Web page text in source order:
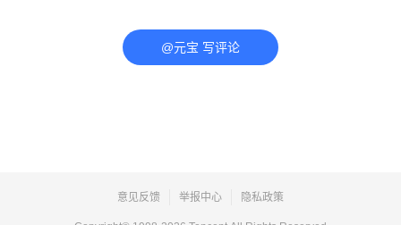
@元宝 写评论
意见反馈 举报中心 隐私政策